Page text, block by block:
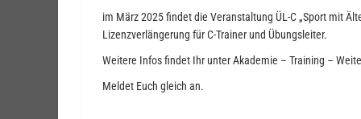
im März 2025 findet die Veranstaltung ÜL-C „Sport mit
Lizenzverlängerung für C-Trainer und Übungsleiter.
Weitere Infos findet Ihr unter Akademie – Training –
Meldet Euch gleich an.